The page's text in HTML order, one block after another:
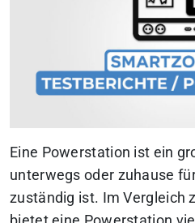
Eine Powerstation ist ein
unterwegs oder zuhause
zuständig ist. Im Vergleich